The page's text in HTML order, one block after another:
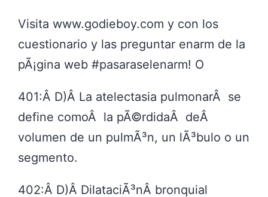
Visita www.godieboy.com y con los
cuestionario y las preguntar enarm de la
pÃ¡gina web #pasaraselenarm! O
401:Â D)Â La atelectasia pulmonarÂ se
define comoÂ la pÃ©rdidaÂ deÂ
volumen de un pulmÃ³n, un lÃ³bulo o un
segmento.
402:Â D)Â DilataciÃ³nÂ bronquial